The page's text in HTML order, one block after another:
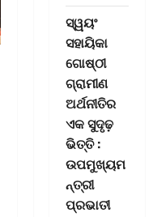
ସ୍ୱୟଂ
ସହାୟିକା
ଗୋଷ୍ଠୀ
ଗ୍ରାମୀଣ
ଅର୍ଥନୀତିର
ଏକ ସୁଦୃଢ଼
ଭିତ୍ତି :
ଉପମୁଖ୍ୟମ
ନ୍ତ୍ରୀ
ପ୍ରଭାତୀ